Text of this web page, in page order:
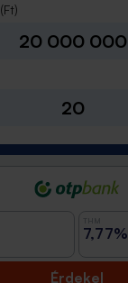
(Ft)
7,77%
Érdekel